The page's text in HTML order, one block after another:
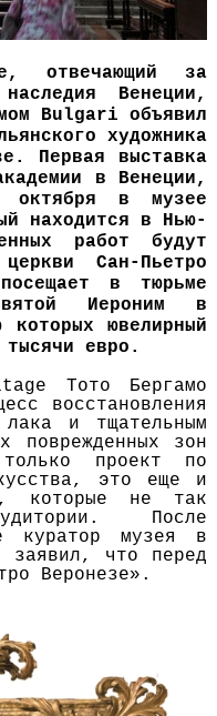
отвечающий за
Венеции,
Bulgari объявил
художника
Первая выставка
в Венеции,
октября в музее
находится в Нью-
работ будут
Сан-Пьетро
в тюрьме
Иероним в
которых ювелирный
евро.
Тото Бергамо
восстановления
и тщательным
поврежденных зон
проект по
это еще и
которые не так
После
куратор музея в
заявил, что перед
Веронезе».